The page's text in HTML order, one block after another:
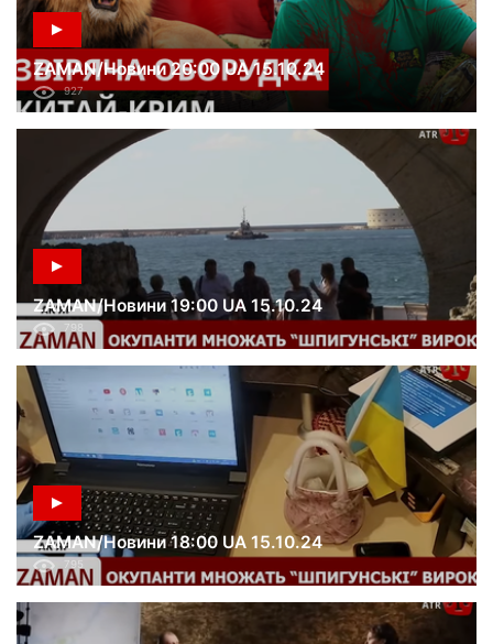
ZAMAN/Новини 20:00 UA 15.10.24
927
ZAMAN/Новини 19:00 UA 15.10.24
798
ZAMAN/Новини 18:00 UA 15.10.24
795